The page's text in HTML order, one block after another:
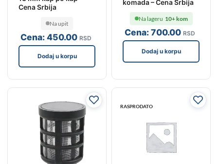
Cena Srbija
Cena:450.00 RSD
Na upit
Dodaj u korpu
komada – Cena Srbija
Cena:700.00 RSD
Na lageru 10+ kom
Dodaj u korpu
RASPRODATO